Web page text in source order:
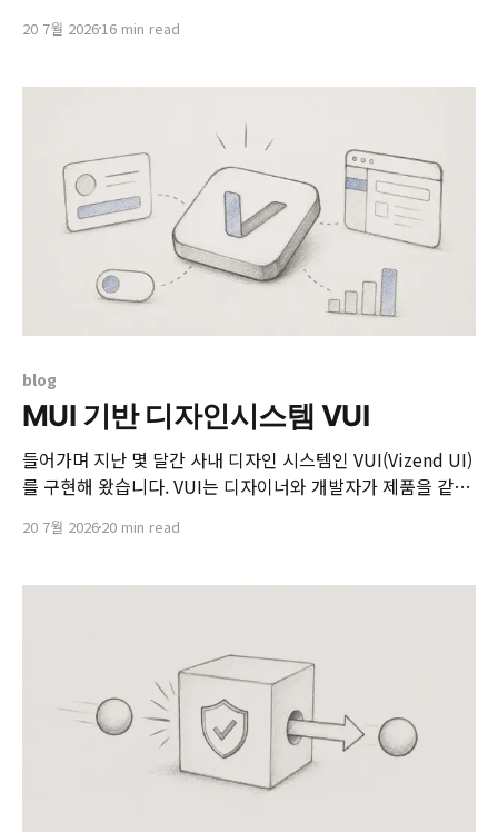
springdoc-openapi를 통해 Controller와 DTO 기반 API 명
존성 추가와 런타임 연동이 자유롭지 않았습니다. 그럼에도 고
객은 API 명세 관리를 위해 Swagger를 사용하고 싶어 하셨습
20 7월 202616 min read
blog
MUI 기반 디자인시스템 VUI
들어가며 지난 몇 달간 사내 디자인 시스템인 VUI(Vizend UI)
를 구현해 왔습니다. VUI는 디자이너와 개발자가 제품을 같은
인 토큰·컴포넌트·패턴·원칙과 이를 코드까지 잇는 자동화를
MUI(Material UI)를 사용합니다. 디자인 시스템을 어떻게 만
20 7월 202620 min read